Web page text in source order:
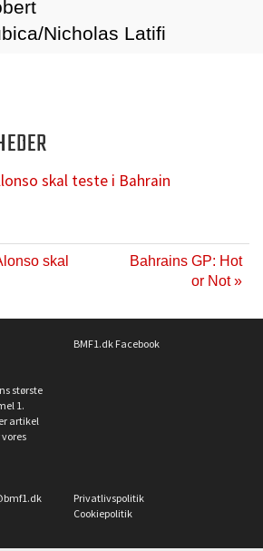
Nicholas Latifi
skal teste i Bahrain
skal
Bahrains GP: Hot
or Not »
største
1.
artikel
BMF1.dk Facebook
Privatlivspolitik
Cookiepolitik